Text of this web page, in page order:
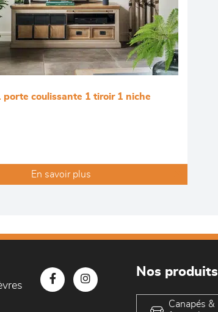
porte coulissante 1 tiroir 1 niche
En savoir plus
Nos produits
Canapés &